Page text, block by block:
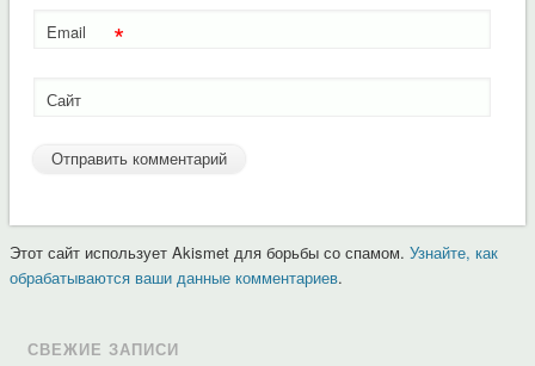
Email *
Сайт
Этот сайт использует Akismet для борьбы со спамом. Узнайте, как
обрабатываются ваши данные комментариев.
СВЕЖИЕ ЗАПИСИ